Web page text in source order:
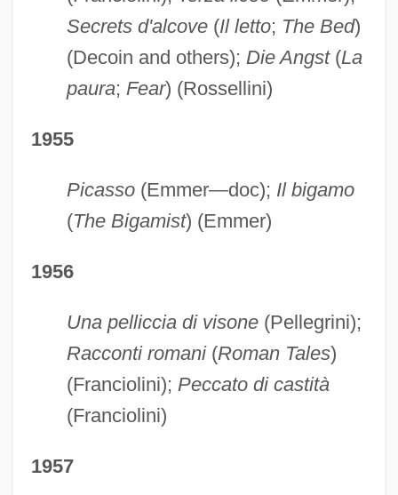
Secrets d'alcove(Il letto; The Bed)
(Decoin and others); Die Angst(La
paura; Fear) (Rossellini)
1955
Picasso(Emmer—doc); Il bigamo
(The Bigamist) (Emmer)
1956
Una pelliccia di visone(Pellegrini);
Racconti romani(Roman Tales)
(Franciolini); Peccato di castità
(Franciolini)
1957